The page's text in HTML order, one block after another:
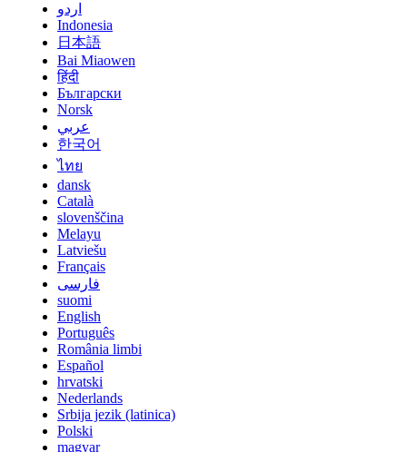
اردو
Indonesia
日本語
Bai Miaowen
हिंदी
Български
Norsk
عربي
한국어
ไทย
dansk
Català
slovenščina
Melayu
Latviešu
Français
فارسی
suomi
English
Português
România limbi
Español
hrvatski
Nederlands
Srbija jezik (latinica)
Polski
magyar